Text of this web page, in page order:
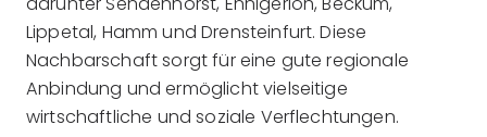
Lippetal, Hamm und Drensteinfurt. Diese
Nachbarschaft sorgt für eine gute regionale
Anbindung und ermöglicht vielseitige
wirtschaftliche und soziale Verflechtungen.